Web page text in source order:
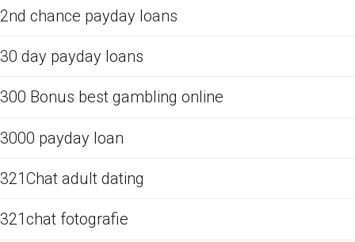
2nd chance payday loans
30 day payday loans
300 Bonus best gambling online
3000 payday loan
321Chat adult dating
321chat fotografie